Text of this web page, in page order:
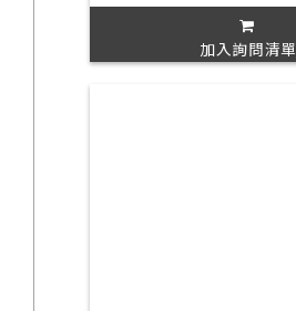
加入詢問清單